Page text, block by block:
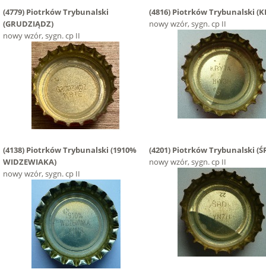
(4779) Piotrków Trybunalski
(GRUDZIĄDZ)
nowy wzór, sygn. cp II
(4816) Piotrków Trybunalski
nowy wzór, sygn. cp II
(4138) Piotrków Trybunalski (1910%
WIDZEWIAKA)
nowy wzór, sygn. cp II
(4201) Piotrków Trybunalski
nowy wzór, sygn. cp II